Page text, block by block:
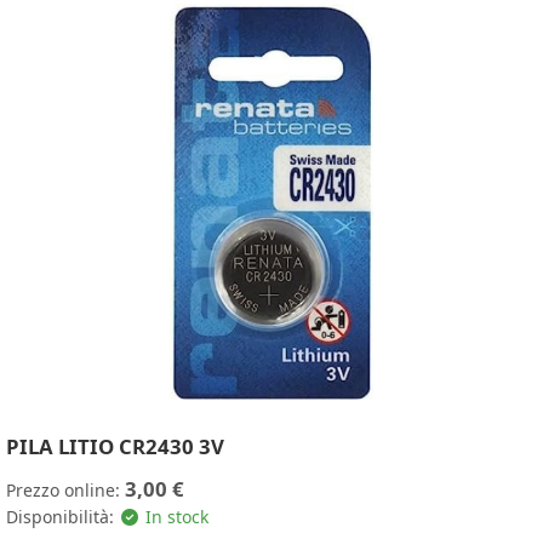
PILA LITIO CR2430 3V
Prezzo online: 3,00 €
Disponibilità: In stock